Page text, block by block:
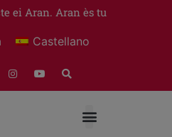
ei Aran. Aran ès tu
Castellano